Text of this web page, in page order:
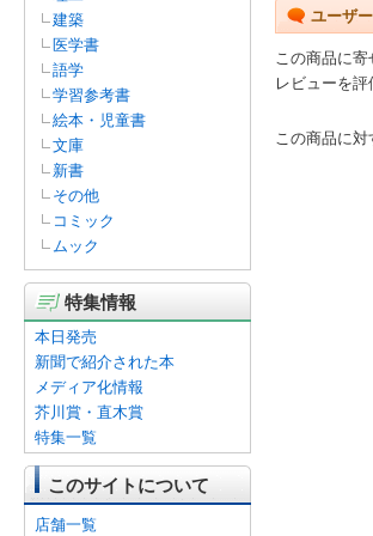
建築
医学書
語学
学習参考書
絵本・児童書
文庫
新書
その他
コミック
ムック
特集情報
本日発売
新聞で紹介された本
メディア化情報
芥川賞・直木賞
特集一覧
このサイトについて
店舗一覧
ユーザ
この商品に
レビューを評
この商品に